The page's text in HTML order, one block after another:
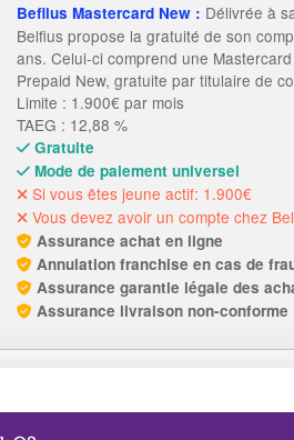
Beflius Mastercard New : Délivrée à
Belfius propose la gratuité de son
ans. Celui-ci comprend une
Prepaid New, gratuite par titulaire de
Limite : 1.900€ par mois
TAEG : 12,88 %
Gratuite
Mode de paiement universel
Si vous êtes jeune actif: 1.900€
Vous devez avoir un compte chez
Assurance achat en ligne
Annulation franchise en cas de
Assurance garantie légale des
Assurance livraison non-conforme